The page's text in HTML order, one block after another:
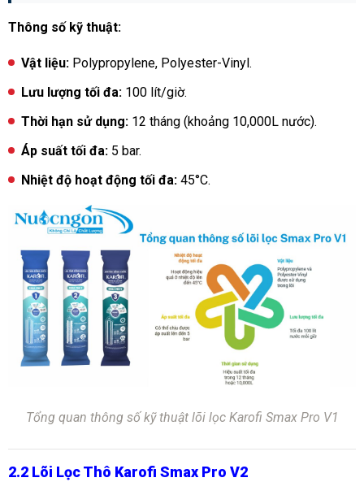
Thông số kỹ thuật:
Vật liệu: Polypropylene, Polyester-Vinyl.
Lưu lượng tối đa: 100 lít/giờ.
Thời hạn sử dụng: 12 tháng (khoảng 10,000L nước).
Áp suất tối đa: 5 bar.
Nhiệt độ hoạt động tối đa: 45°C.
Tổng quan thông số kỹ thuật lõi lọc Karofi Smax Pro V1
2.2 Lõi Lọc Thô Karofi Smax Pro V2